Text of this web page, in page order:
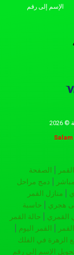
الإسم إلى رقم
Salam
الصفحة
دمج مراحل
منازل القمر
هجري
حاسبة
القمري
حالة القمر
القمر اليوم
الزهرة في الفلك
الإسم إلى رقم